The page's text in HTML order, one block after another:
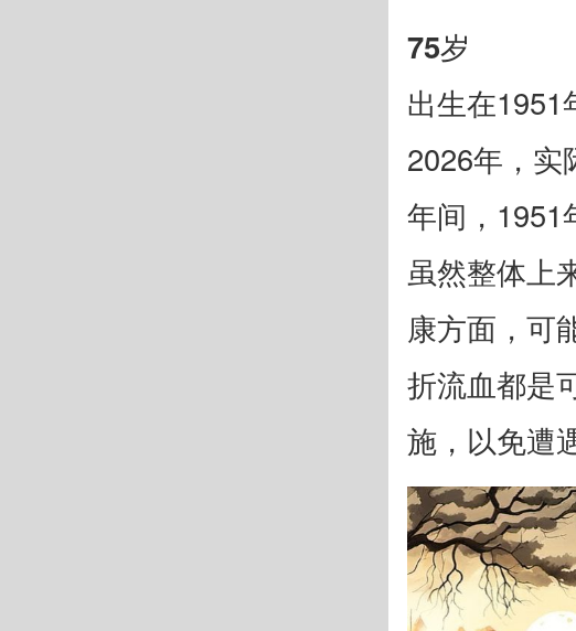
75岁
出生在1951
2026年，实
年间，1951
虽然整体上
康方面，可
折流血都是
施，以免遭